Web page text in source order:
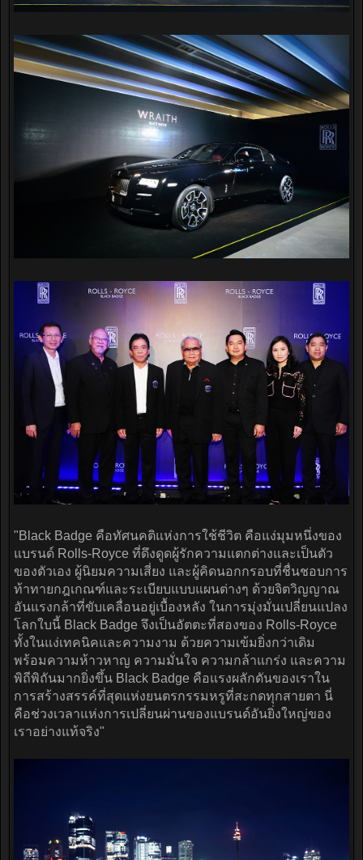
"Black Badge คือทัศนคติแห่งการใช้ชีวิต คือแง่มุมหนึ่งของ
แบรนด์ Rolls-Royce ที่ดึงดูดผู้รักความแตกต่างและเป็นตัว
ของตัวเอง ผู้นิยมความเสี่ยง และผู้คิดนอกกรอบที่ชื่นชอบการ
ท้าทายกฎเกณฑ์และระเบียบแบบแผนต่างๆ ด้วยจิตวิญญาณ
อันแรงกล้าที่ขับเคลื่อนอยู่เบื้องหลัง ในการมุ่งมั่นเปลี่ยนแปลง
โลกใบนี้ Black Badge จึงเป็นอัตตะที่สองของ Rolls-Royce
ทั้งในแง่เทคนิคและความงาม ด้วยความเข้มยิ่งกว่าเดิม
พร้อมความห้าวหาญ ความมั่นใจ ความกล้าแกร่ง และความ
พิถีพิถันมากยิ่งขึ้น Black Badge คือแรงผลักดันของเราใน
การสร้างสรรค์ที่สุดแห่งยนตรกรรมหรูที่สะกดทุกสายตา นี่
คือช่วงเวลาแห่งการเปลี่ยนผ่านของแบรนด์อันยิ่งใหญ่ของ
เราอย่างแท้จริง"